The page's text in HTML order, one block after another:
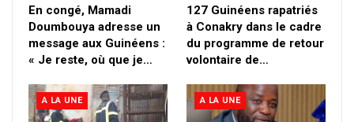
En congé, Mamadi
Doumbouya adresse un
message aux Guinéens :
« Je reste, où que je…
127 Guinéens rapatriés
à Conakry dans le cadre
du programme de retour
volontaire de…
A LA UNE A LA UNE